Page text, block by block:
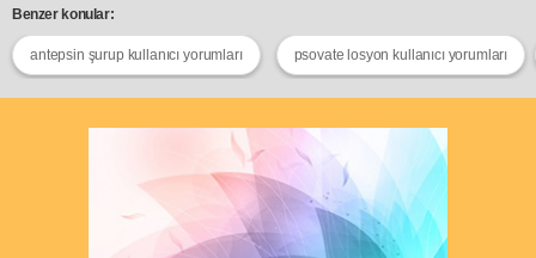
Benzer konular:
antepsin şurup kullanıcı yorumları psovate losyon kullanıcı yorumları